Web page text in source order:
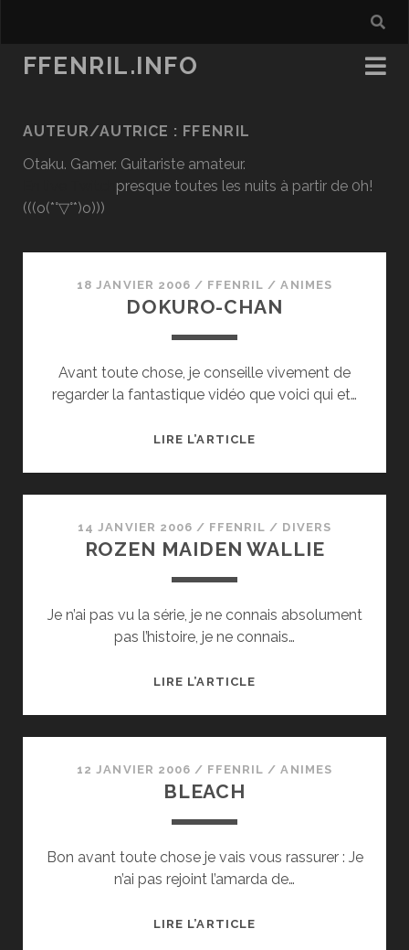
FFENRIL.INFO
AUTEUR/AUTRICE : FFENRIL
Otaku. Gamer. Guitariste amateur.
presque toutes les nuits à partir de 0h!
(((o(*°▽°*)o)))
18 JANVIER 2006 / FFENRIL /ANIMES
DOKURO-CHAN
Avant toute chose, je conseille vivement de
regarder la fantastique vidéo que voici qui et…
LIRE L’ARTICLEDOKURO-
14 JANVIER 2006 / FFENRIL / DIVERS
ROZEN MAIDEN WALLIE
Je n’ai pas vu la série, je ne connais absolument
pas l’histoire, je ne connais…
LIRE L’ARTICLEROZEN
12 JANVIER 2006 / FFENRIL /ANIMES
BLEACH
Bon avant toute chose je vais vous rassurer : Je
n’ai pas rejoint l’amarda de…
LIRE L’ARTICLEBLEACH